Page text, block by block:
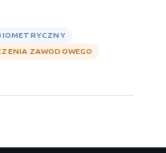
ZAWODOWEGO